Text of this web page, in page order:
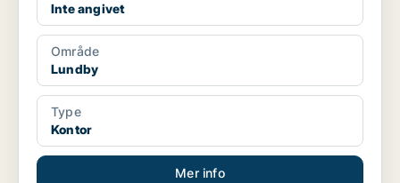
Inte angivet
Område
Lundby
Type
Kontor
Mer info